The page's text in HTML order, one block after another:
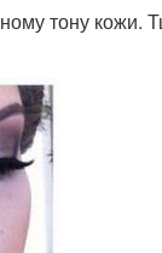
тону кожи.